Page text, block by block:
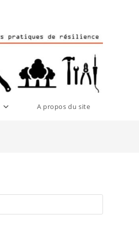
A propos du site
Escape